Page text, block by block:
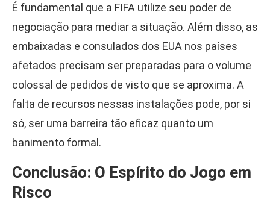
É fundamental que a FIFA utilize seu poder de
negociação para mediar a situação. Além disso, as
embaixadas e consulados dos EUA nos países
afetados precisam ser preparadas para o volume
colossal de pedidos de visto que se aproxima. A
falta de recursos nessas instalações pode, por si
só, ser uma barreira tão eficaz quanto um
banimento formal.
Conclusão: O Espírito do Jogo em
Risco